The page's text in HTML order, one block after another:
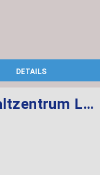
DETAILS
Schaltzentrum Lenksäule